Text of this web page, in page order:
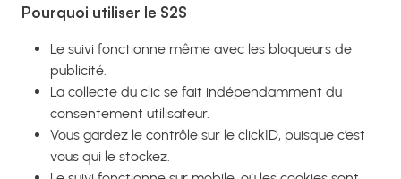
Pourquoi utiliser le S2S
Le suivi fonctionne même avec les bloqueurs de
publicité.
La collecte du clic se fait indépendamment du
consentement utilisateur.
Vous gardez le contrôle sur le clickID, puisque c’est
vous qui le stockez.